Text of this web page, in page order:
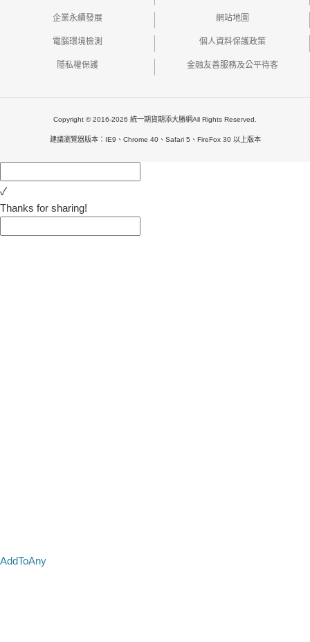
企業永續發展 網站地圖
電腦環境檢測 個人資料保護政策
隱私權保護 金融友善服務及公平待客
Copyright © 2016-2026 統一期貨期添大勝網All Rights Reserved.
建議瀏覽器版本：IE9、Chrome 40、Safari 5、FireFox 30 以上版本
✓
Thanks for sharing!
AddToAny